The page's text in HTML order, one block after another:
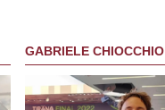
GABRIELE CHIOCCHIO